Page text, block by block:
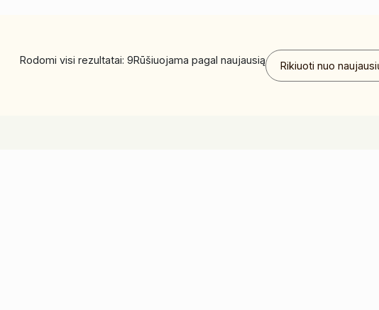
Rodomi visi rezultatai: 9Rūšiuojama pagal naujausią